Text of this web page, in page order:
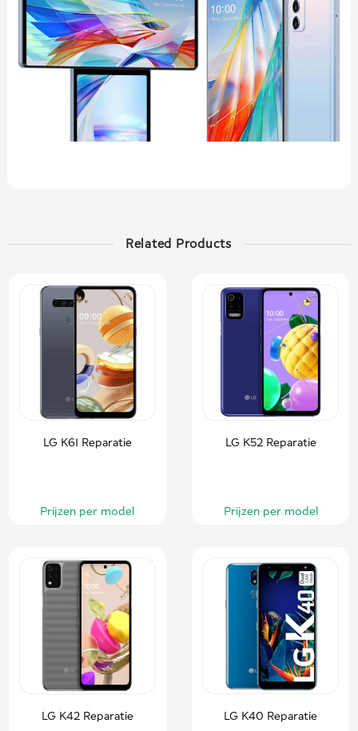
Related Products
LG K61 Reparatie
Prijzen per model
LG K52 Reparatie
Prijzen per model
LG K42 Reparatie LG K40 Reparatie